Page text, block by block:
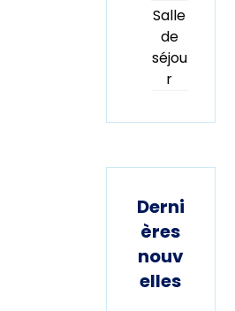
Salle
de
séjou
r
Derni
ères
nouv
elles